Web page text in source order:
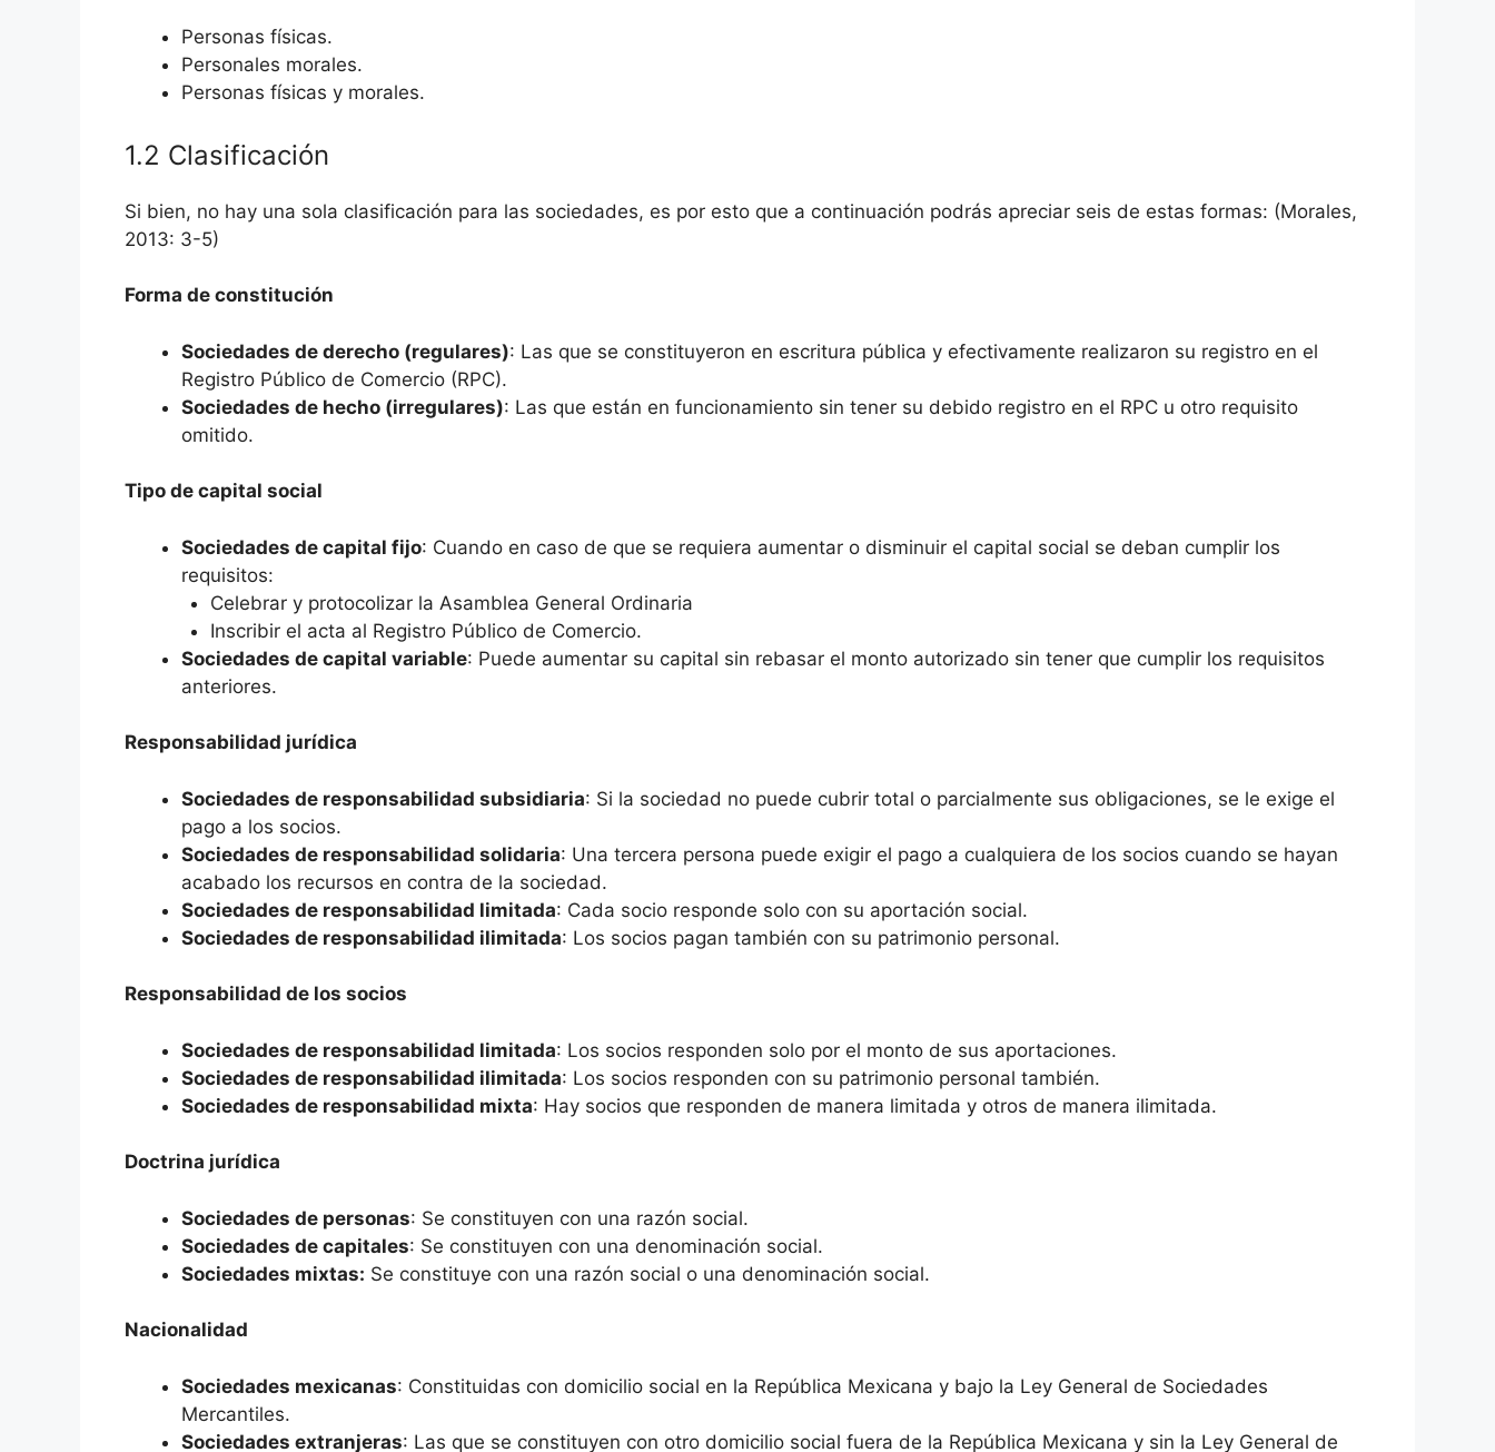
Personas físicas.
Personales morales.
Personas físicas y morales.
1.2 Clasificación
Si bien, no hay una sola clasificación para las sociedades, es por esto que a continuación podrás apreciar seis de estas formas: (Morales,
2013: 3-5)
Forma de constitución
Sociedades de derecho (regulares): Las que se constituyeron en escritura pública y efectivamente realizaron su registro en el
Registro Público de Comercio (RPC).
Sociedades de hecho (irregulares): Las que están en funcionamiento sin tener su debido registro en el RPC u otro requisito
omitido.
Tipo de capital social
Sociedades de capital fijo: Cuando en caso de que se requiera aumentar o disminuir el capital social se deban cumplir los
requisitos:
Celebrar y protocolizar la Asamblea General Ordinaria
Inscribir el acta al Registro Público de Comercio.
Sociedades de capital variable: Puede aumentar su capital sin rebasar el monto autorizado sin tener que cumplir los requisitos
anteriores.
Responsabilidad jurídica
Sociedades de responsabilidad subsidiaria: Si la sociedad no puede cubrir total o parcialmente sus obligaciones, se le exige el
pago a los socios.
Sociedades de responsabilidad solidaria: Una tercera persona puede exigir el pago a cualquiera de los socios cuando se hayan
acabado los recursos en contra de la sociedad.
Sociedades de responsabilidad limitada: Cada socio responde solo con su aportación social.
Sociedades de responsabilidad ilimitada: Los socios pagan también con su patrimonio personal.
Responsabilidad de los socios
Sociedades de responsabilidad limitada: Los socios responden solo por el monto de sus aportaciones.
Sociedades de responsabilidad ilimitada: Los socios responden con su patrimonio personal también.
Sociedades de responsabilidad mixta: Hay socios que responden de manera limitada y otros de manera ilimitada.
Doctrina jurídica
Sociedades de personas: Se constituyen con una razón social.
Sociedades de capitales: Se constituyen con una denominación social.
Sociedades mixtas: Se constituye con una razón social o una denominación social.
Nacionalidad
Sociedades mexicanas: Constituidas con domicilio social en la República Mexicana y bajo la Ley General de Sociedades
Mercantiles.
Sociedades extranjeras: Las que se constituyen con otro domicilio social fuera de la República Mexicana y sin la Ley General de